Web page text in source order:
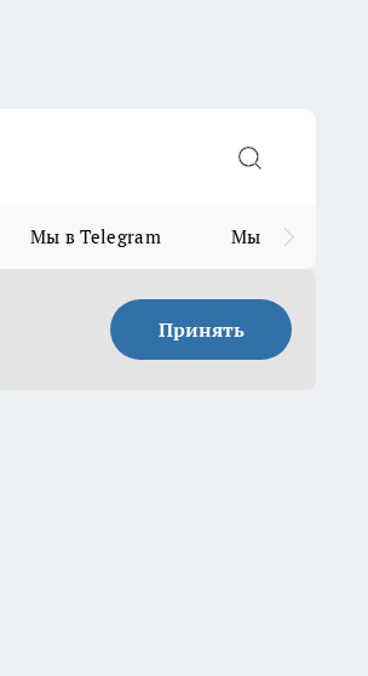
Мы в Telegram Мы в MAX
Принять